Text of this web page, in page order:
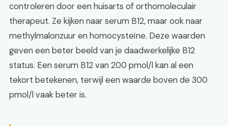
controleren door een huisarts of orthomoleculair
therapeut. Ze kijken naar serum B12, maar ook naar
methylmalonzuur en homocysteïne. Deze waarden
geven een beter beeld van je daadwerkelijke B12
status. Een serum B12 van 200 pmol/l kan al een
tekort betekenen, terwijl een waarde boven de 300
pmol/l vaak beter is.